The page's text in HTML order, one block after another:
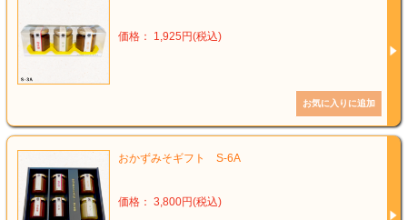
価格： 1,925円(税込)
おかずみそギフト S-6A
価格： 3,800円(税込)